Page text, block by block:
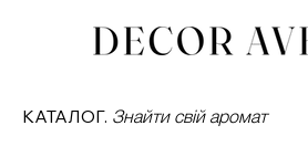
КАТАЛОГ. Знайти свій аромат